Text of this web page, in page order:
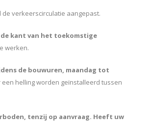
verkeerscirculatie aangepast.
de kant van het toekomstige
werken.
de bouwuren, maandag tot
helling worden geïnstalleerd tussen
tenzij op aanvraag. Heeft uw